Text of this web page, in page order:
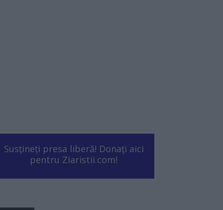
Susțineți presa liberă! Donați aici
pentru Ziaristii.com!